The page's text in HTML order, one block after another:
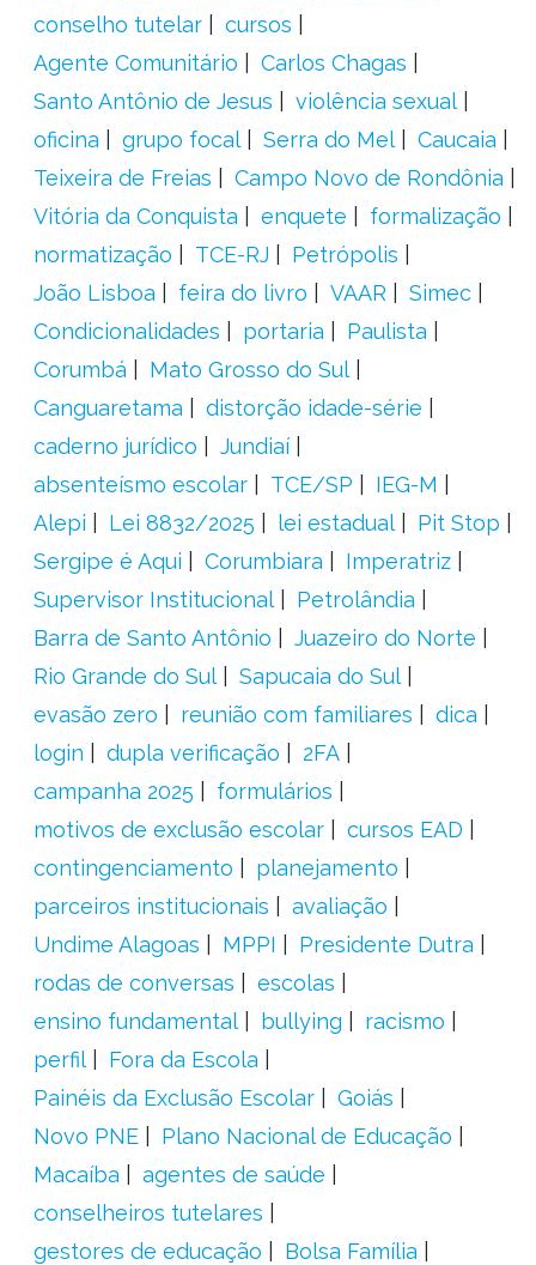
conselho tutelar
cursos
Agente Comunitário
Carlos Chagas
Santo Antônio de Jesus
violência sexual
oficina
grupo focal Serra do Mel
Caucaia
Teixeira de Freias
Campo Novo de Rondônia
Vitória da Conquista
enquete
formalização
normatização
TCE-RJ
Petrópolis
João Lisboa
feira do livro VAAR
Simec
Condicionalidades
portaria
Paulista
Corumbá
Mato Grosso do Sul
Canguaretama
distorção idade-série
caderno jurídico
Jundiaí
absenteísmo escolar
TCE/SP
IEG-M
Alepi
Lei 8832/2025 lei estadual
Pit Stop
Sergipe é Aqui
Corumbiara
Imperatriz
Supervisor Institucional
Petrolândia
Barra de Santo Antônio
Juazeiro do Norte
Rio Grande do Sul
Sapucaia do Sul
evasão zero
reunião com familiares
dica
login
dupla verificação
2FA
campanha 2025
formulários
motivos de exclusão escolar
cursos EAD
contingenciamento
planejamento
parceiros institucionais
avaliação
Undime Alagoas
MPPI
Presidente Dutra
rodas de conversas
escolas
ensino fundamental
bullying
racismo
perfil
Fora da Escola
Painéis da Exclusão Escolar
Goiás
Novo PNE
Plano Nacional de Educação
Macaíba
agentes de saúde
conselheiros tutelares
gestores de educação
Bolsa Família